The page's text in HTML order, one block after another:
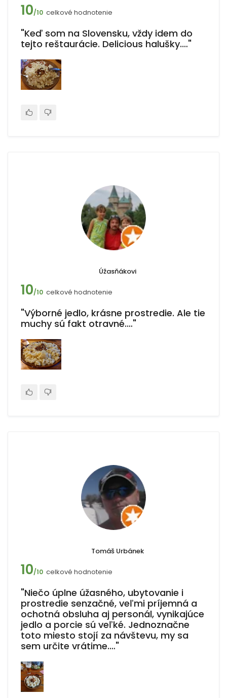
10/10 celkové hodnotenie
"Keď som na Slovensku, vždy idem do
tejto reštaurácie. Delicious halušky.…"
Úžasňákovi
10/10 celkové hodnotenie
"Výborné jedlo, krásne prostredie. Ale tie
muchy sú fakt otravné.…"
Tomáš Urbánek
10/10 celkové hodnotenie
"Niečo úplne úžasného, ubytovanie i
prostredie senzačné, veľmi príjemná a
ochotná obsluha aj personál, vynikajúce
jedlo a porcie sú veľké. Jednoznačne
toto miesto stojí za návštevu, my sa
sem určite vrátime.…"